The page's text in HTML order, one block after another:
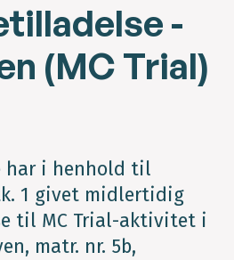
-
(MC Trial)
har i henhold til
1 givet midlertidig
til MC Trial-aktivitet i
matr. nr. 5b,